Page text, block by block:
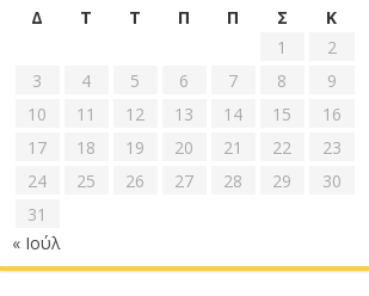
Δ
Τ Τ Π Π Σ
Κ
1
2
3
4 5 6 7 8
9
10
11 12 13 14 15
16
17
18 19 20 21 22
23
24
25 26 27 28 29
30
31
« Ιούλ